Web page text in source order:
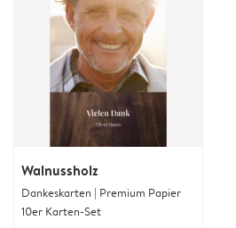
Walnussholz
Dankeskarten | Premium Papier
10er Karten-Set